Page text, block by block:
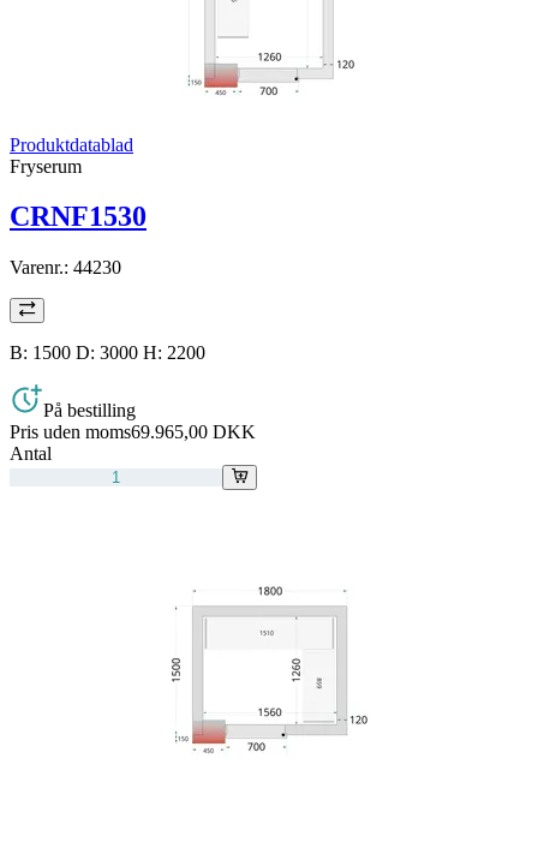
Produktdatablad
Fryserum
CRNF1530
Varenr.: 44230
B: 1500 D: 3000 H: 2200
På bestilling
Pris uden moms69.965,00 DKK
Antal